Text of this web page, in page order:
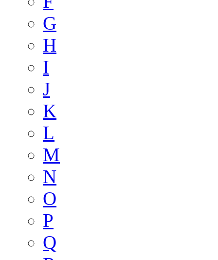
G
H
I
J
K
L
M
N
O
P
Q